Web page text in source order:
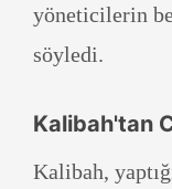
yöneticilerin
söyledi.
Kalibah'tan
Kalibah,